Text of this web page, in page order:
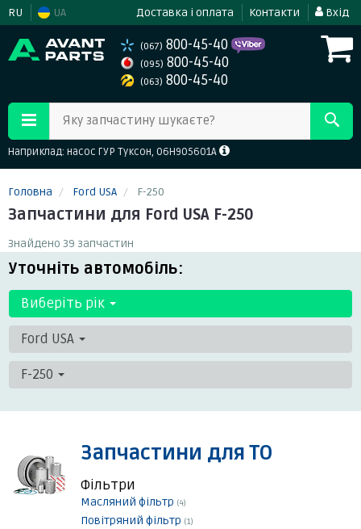
RU UA Доставка і оплата Контакти Вхід
(067) 800-45-40
(095) 800-45-40
(063) 800-45-40
Яку запчастину шукаєте?
Наприклад: насос ГУР Туксон, 06H905601A
Головна Ford USA F-250
Запчастини для Ford USA F-250
Знайдено 39 запчастин
Уточніть автомобіль:
Виберіть рік
Ford USA
F-250
Запчастини для ТО
Фільтри
Масляний фільтр (4)
Повітряний фільтр (1)